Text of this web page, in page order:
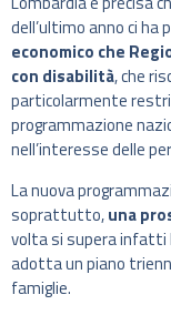
dell’ultimo anno ci ha
economico che
con disabilità, che
particolarmente
programmazione
nell’interesse delle
La nuova
soprattutto,una
volta si supera infatti
adotta un piano
famiglie.